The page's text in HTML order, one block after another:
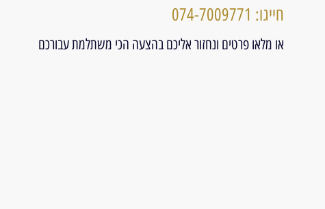
חייגו: 074-7009771
או מלאו פרטים ונחזור אליכם בהצעה הכי משתלמת עבורכם